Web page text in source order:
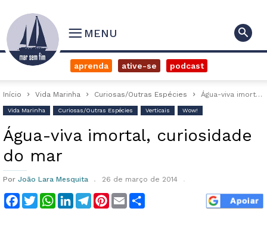
MENU
aprenda ative-se podcast
Início Vida Marinha Curiosas/Outras Espécies Água-viva imortal, curiosidade do mar
Vida Marinha Curiosas/Outras Espécies Verticais Wow!
Água-viva imortal, curiosidade
do mar
Por João Lara Mesquita 26 de março de 2014
Facebook
TwitterWhatsApp
LinkedInTelegram
Pinterest
Email